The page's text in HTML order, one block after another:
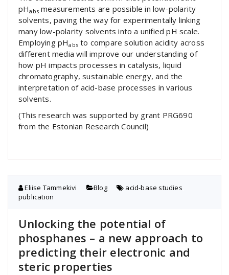
pHabs measurements are possible in low-polarity
solvents, paving the way for experimentally linking
many low-polarity solvents into a unified pH scale.
Employing pHabs to compare solution acidity across
different media will improve our understanding of
how pH impacts processes in catalysis, liquid
chromatography, sustainable energy, and the
interpretation of acid-base processes in various
solvents.
(This research was supported by grant PRG690
from the Estonian Research Council)
Eliise Tammekivi Blog acid-base studies
publication
Unlocking the potential of
phosphanes – a new approach to
predicting their electronic and
steric properties